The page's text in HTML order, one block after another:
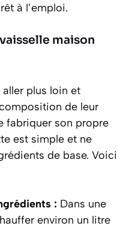
à l’emploi.
maison
plus loin et
de leur
fabriquer son propre
est simple et ne
de base. Voici
: Dans une
environ un litre